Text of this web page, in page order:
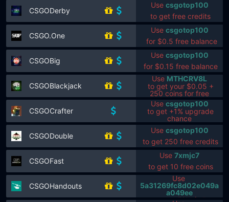
CSGODerby
Use csgotop100
to get free credits
CSGO.One
Use csgotop100
for $0.5 free balance
CSGOBig
Use csgotop100
for $0.15 free balance
CSGOBlackjack
Use MTHCRV8L
to get your $0.05 +
250 coins for free
CSGOCrafter
Use csgotop100
to get +1% upgrade
chance
CSGODouble
Use csgotop100
to get 250 free credits
CSGOFast
Use7xmjc7
to get 10 free coins
CSGOHandouts
Use
5a31269fc8d02e049a
a049ee
to get 5% of all